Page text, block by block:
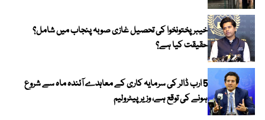
خیبر پختونخوا کی تحصیل غازی صوبہ پنجاب میں شامل؟
حقیقت کیا ہے؟
5 ارب ڈالر کی سرمایہ کاری کے معاہدے آئندہ ماہ سے شروع
ہونے کی توقع ہے، وزیر پیٹرولیم